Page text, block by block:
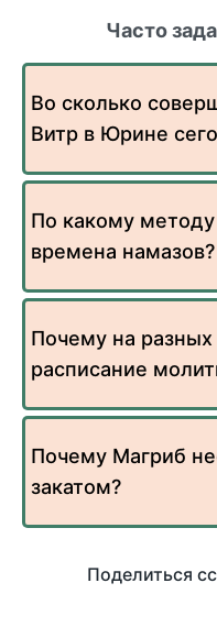
Часто
Во сколько
Витр в Юрине
По какому
времена намазов?
Почему на разных
расписание
Почему Магриб
закатом?
Поделиться